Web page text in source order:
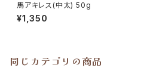
馬アキレス(中太) 50g
¥1,350
同じカテゴリの商品